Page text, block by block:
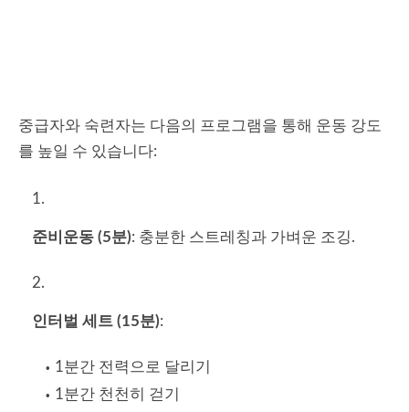
중급자와 숙련자는 다음의 프로그램을 통해 운동 강도
를 높일 수 있습니다:
준비운동 (5분): 충분한 스트레칭과 가벼운 조깅.
인터벌 세트 (15분):
1분간 전력으로 달리기
1분간 천천히 걷기